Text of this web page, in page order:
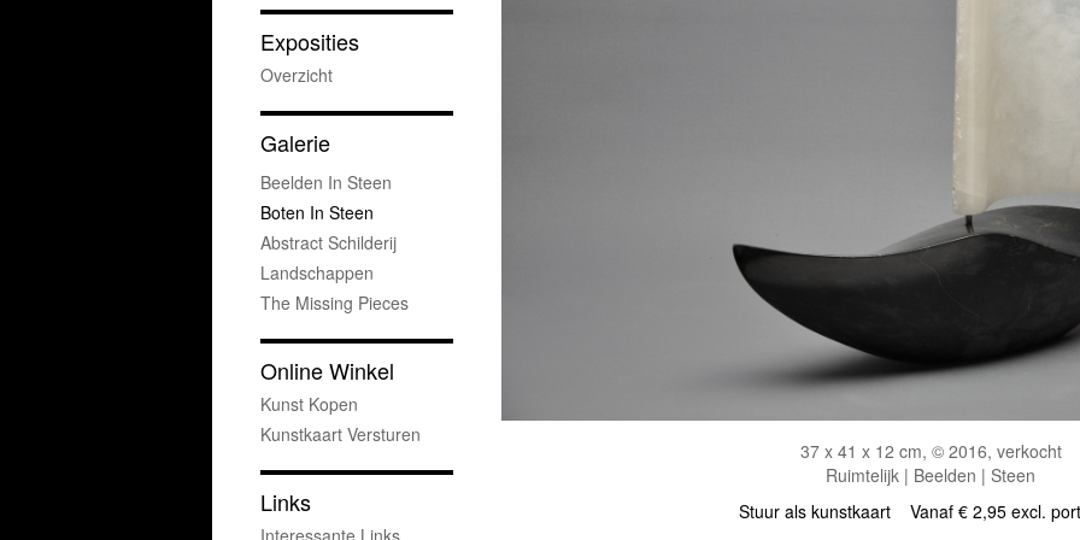
37 x 41 x 12 cm, © 2016, verkocht
Ruimtelijk | Beelden | Steen
Stuur als kunstkaart Vanaf € 2,95 excl.
Exposities
Overzicht
Galerie
Beelden In Steen
Boten In Steen
Abstract Schilderij
Landschappen
The Missing Pieces
Online Winkel
Kunst Kopen
Kunstkaart Versturen
Links
Interessante Links